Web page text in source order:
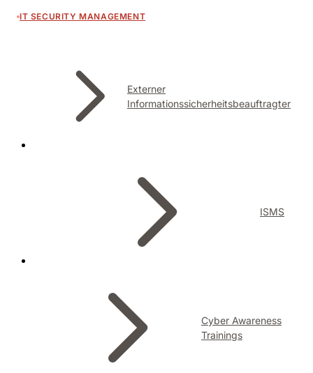
IT SECURITY MANAGEMENT
Externer
Informationssicherheitsbeauftragter
ISMS
Cyber Awareness
Trainings